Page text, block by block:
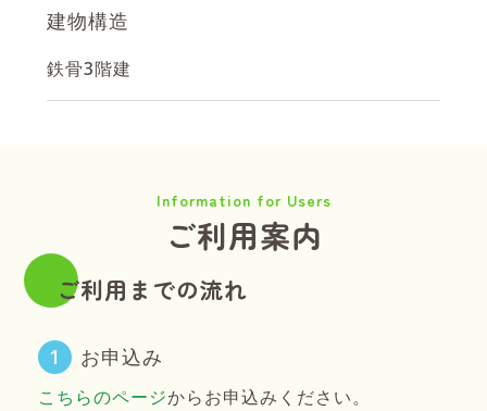
建物構造
鉄骨3階建
ご利用案内
Information for Users
ご利用までの流れ
1 お申込み
こちらのページからお申込みください。